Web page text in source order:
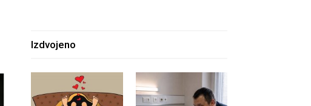
Izdvojeno